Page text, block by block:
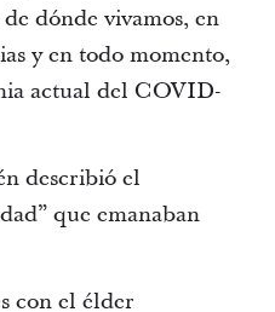
dónde vivamos, en
y en todo momento,
actual del COVID-
describió el
que emanaban
con el élder